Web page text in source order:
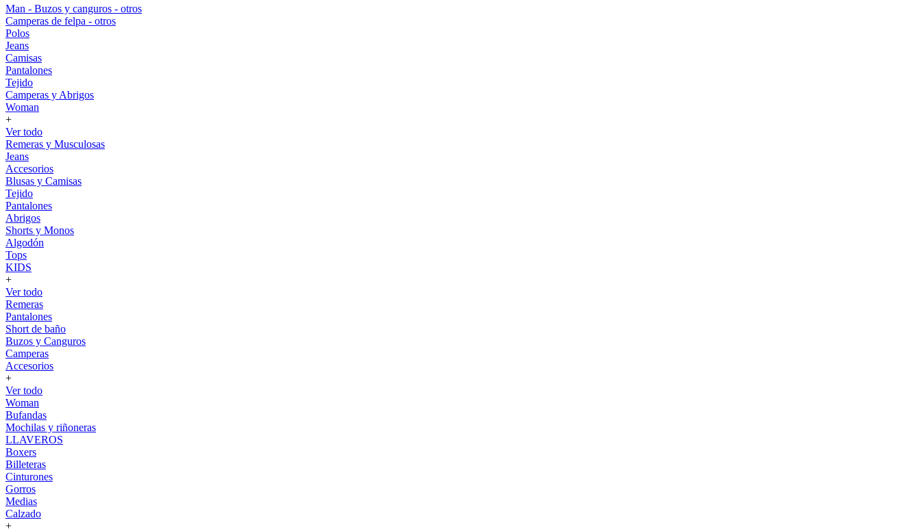
Man - Buzos y canguros - otros
Camperas de felpa - otros
Polos
Jeans
Camisas
Pantalones
Tejido
Camperas y Abrigos
Woman
+
Ver todo
Remeras y Musculosas
Jeans
Accesorios
Blusas y Camisas
Tejido
Pantalones
Abrigos
Shorts y Monos
Algodón
Tops
KIDS
+
Ver todo
Remeras
Pantalones
Short de baño
Buzos y Canguros
Camperas
Accesorios
+
Ver todo
Woman
Bufandas
Mochilas y riñoneras
LLAVEROS
Boxers
Billeteras
Cinturones
Gorros
Medias
Calzado
+